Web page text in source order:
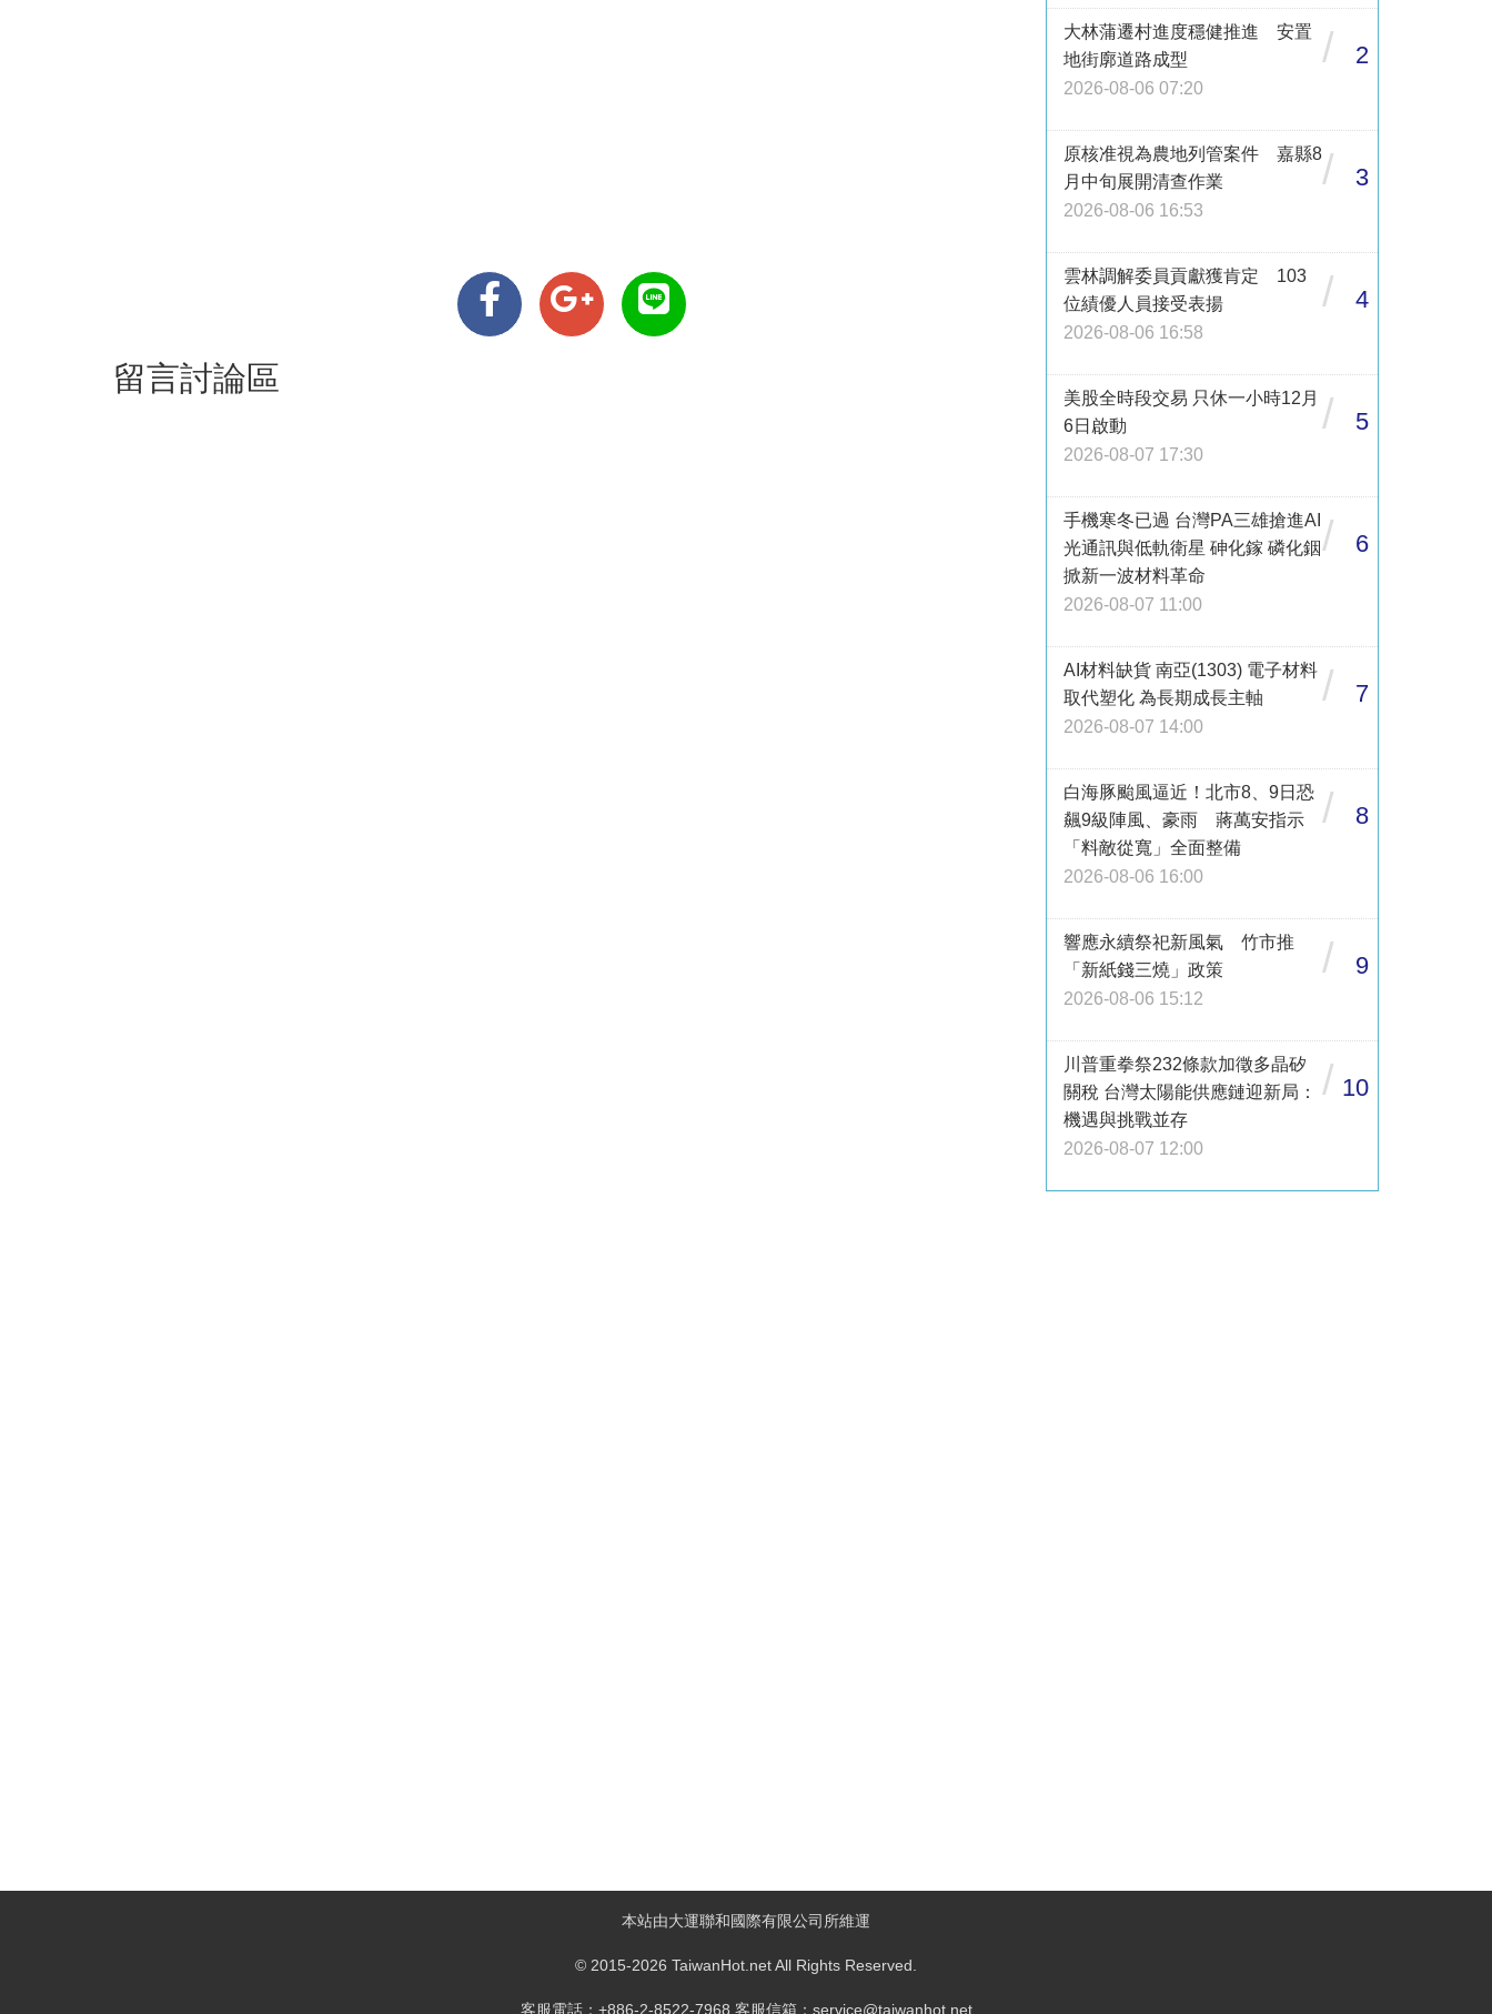
留言討論區
大林蒲遷村進度穩健推進 安置
地街廓道路成型
2026-08-06 07:20
/ 2
原核准視為農地列管案件 嘉縣8
月中旬展開清查作業
2026-08-06 16:53
/ 3
雲林調解委員貢獻獲肯定 103
位績優人員接受表揚
2026-08-06 16:58
/ 4
美股全時段交易 只休一小時12月
6日啟動
2026-08-07 17:30
/ 5
手機寒冬已過 台灣PA三雄搶進AI
光通訊與低軌衛星 砷化鎵 磷化銦
掀新一波材料革命
2026-08-07 11:00
/ 6
AI材料缺貨 南亞(1303) 電子材料
取代塑化 為長期成長主軸
2026-08-07 14:00
/ 7
白海豚颱風逼近！北市8、9日恐
飆9級陣風、豪雨 蔣萬安指示
「料敵從寬」全面整備
2026-08-06 16:00
/ 8
響應永續祭祀新風氣 竹市推
「新紙錢三燒」政策
2026-08-06 15:12
/ 9
川普重拳祭232條款加徵多晶矽
關稅 台灣太陽能供應鏈迎新局：
機遇與挑戰並存
2026-08-07 12:00
/ 10
本站由大運聯和國際有限公司所維運
© 2015-2026 TaiwanHot.net All Rights Reserved.
客服電話：+886-2-8522-7968 客服信箱：service@taiwanhot.net